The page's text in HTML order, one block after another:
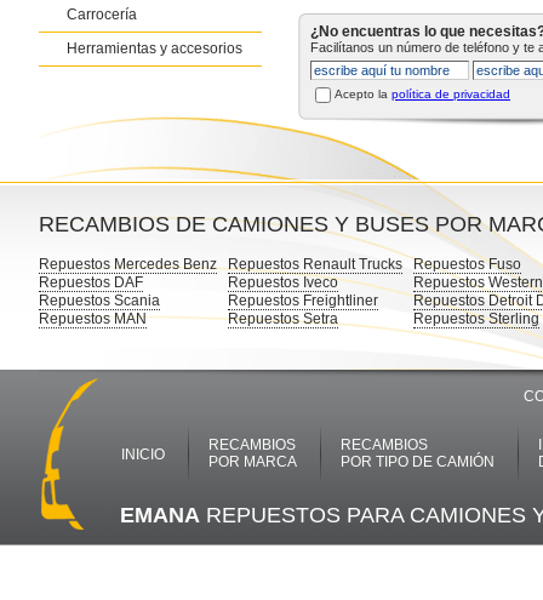
Carrocería
Herramientas y accesorios
¿No encuentras lo que
Facilítanos un número de teléfono y te
Acepto la política de privacidad
RECAMBIOS DE CAMIONES Y BUSES POR
Repuestos Mercedes Benz
Repuestos DAF
Repuestos Scania
Repuestos MAN
Repuestos Renault Trucks
Repuestos Iveco
Repuestos Freightliner
Repuestos Setra
Repuestos Fuso
Repuestos
Repuestos Detroit
Repuestos Sterling
INICIO
RECAMBIOS
POR MARCA
RECAMBIOS
POR TIPO DE CAMIÓN
EMANA REPUESTOS PARA CAMIONES